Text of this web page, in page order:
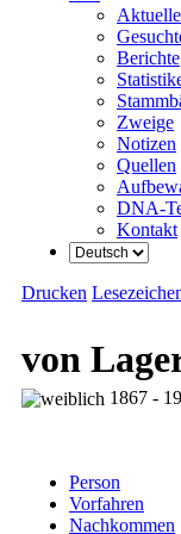
Berichte
Zweige
Notizen
Quellen
DNA-
Kontakt
Drucken
von
1867 -
Person
Vorfahren
Nachkommen